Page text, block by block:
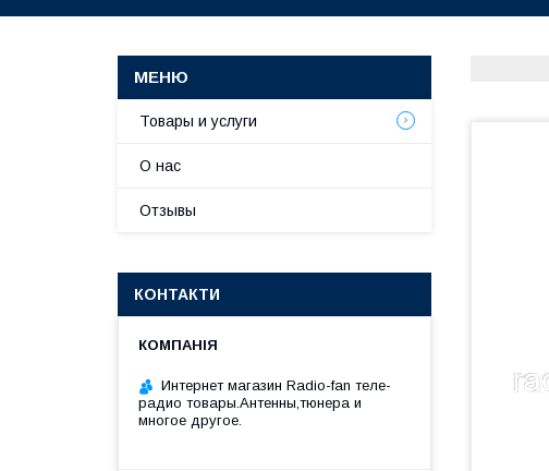
Товары и услуги
О нас
Отзывы
КОНТАКТИ
Интернет магазин Radio-fan теле-
радио товары.Антенны,тюнера и
многое другое.